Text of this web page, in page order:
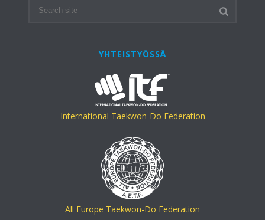
YHTEISTYÖSSÄ
International Taekwon-Do Federation
All Europe Taekwon-Do Federation